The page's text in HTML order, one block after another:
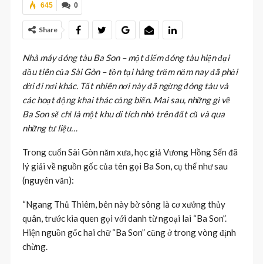
0
645
Share
Nhà máy đóng tàu Ba Son – một điểm đóng tàu hiện đại
đầu tiên của Sài Gòn – tồn tại hàng trăm năm nay đã phải
dời đi nơi khác. Tất nhiên nơi này đã ngừng đóng tàu và
các hoạt động khai thác cảng biển. Mai sau, những gì về
Ba Son sẽ chỉ là một khu di tích nhỏ trên đất cũ và qua
những tư liệu…
Trong cuốn Sài Gòn năm xưa, học giả Vương Hồng Sển đã
lý giải về nguồn gốc của tên gọi Ba Son, cụ thể như sau
(nguyên văn):
“Ngang Thủ Thiêm, bên này bờ sông là cơ xưởng thủy
quân, trước kia quen gọi với danh từ ngoại lai “Ba Son”.
Hiện nguồn gốc hai chữ “Ba Son” cũng ở trong vòng định
chừng.